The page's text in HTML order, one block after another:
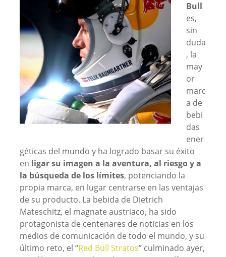
Bull
es,
sin
duda
, la
may
or
marc
a de
bebi
das
ener
géticas del mundo y ha logrado basar su éxito
en ligar su imagen a la aventura, al riesgo y a
la búsqueda de los límites, potenciando la
propia marca, en lugar centrarse en las ventajas
de su producto. La bebida de Dietrich
Mateschitz, el magnate austriaco, ha sido
protagonista de centenares de noticias en los
medios de comunicación de todo el mundo, y su
último reto, el “Red Bull Stratos” culminado ayer,